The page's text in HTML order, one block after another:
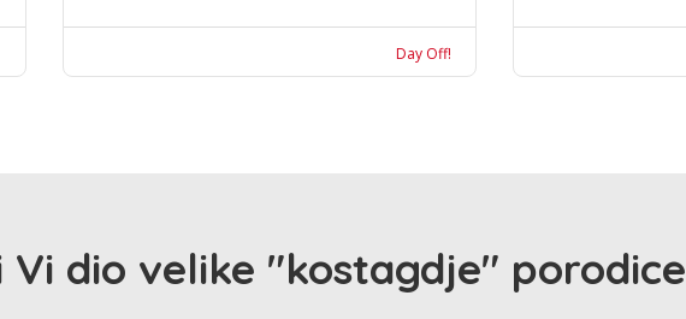
Day Off!
Vi dio velike "kostagdje" porodice